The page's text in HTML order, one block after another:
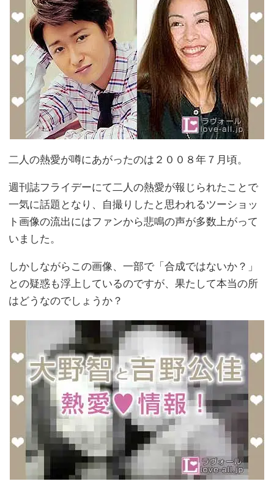
二人の熱愛が噂にあがったのは２００８年７月頃。
週刊誌フライデーにて二人の熱愛が報じられたことで
一気に話題となり、自撮りしたと思われるツーショッ
ト画像の流出にはファンから悲鳴の声が多数上がって
いました。
しかしながらこの画像、一部で「合成ではないか？」
との疑惑も浮上しているのですが、果たして本当の所
はどうなのでしょうか？